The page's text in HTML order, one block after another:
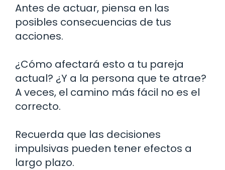
Antes de actuar, piensa en las
posibles consecuencias de tus
acciones.
¿Cómo afectará esto a tu pareja
actual? ¿Y a la persona que te atrae?
A veces, el camino más fácil no es el
correcto.
Recuerda que las decisiones
impulsivas pueden tener efectos a
largo plazo.